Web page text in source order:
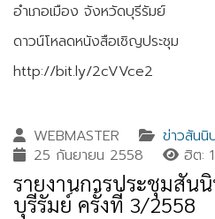
อำเภอเมือง จังหวัดบุรีรัมย์
ดาวน์โหลดหนังสือเชิญประชุม
http://bit.ly/2cVVce2
WEBMASTER
ข่าวสันนิ
25 กันยายน 2558
ฮิต:
รายงานการประชุมสัน
บุรีรัมย์ ครั้งที่ 3/2558